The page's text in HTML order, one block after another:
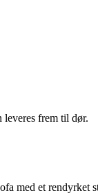
frem til dør.
med et